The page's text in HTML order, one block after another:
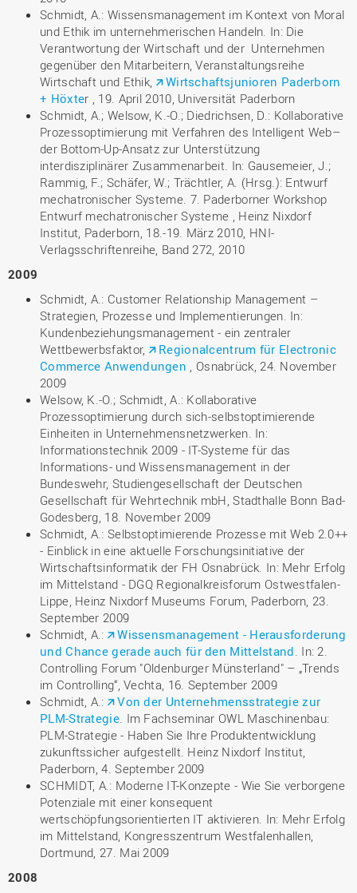
Schmidt, A.: Wissensmanagement im Kontext von Moral
und Ethik im unternehmerischen Handeln. In: Die
Verantwortung der Wirtschaft und der Unternehmen
gegenüber den Mitarbeitern, Veranstaltungsreihe
Wirtschaft und Ethik,
Wirtschaftsjunioren Paderborn
+ Höxter , 19. April 2010, Universität Paderborn
Schmidt, A.; Welsow, K.-O.; Diedrichsen, D.: Kollaborative
Prozessoptimierung mit Verfahren des Intelligent Web–
der Bottom-Up-Ansatz zur Unterstützung
interdisziplinärer Zusammenarbeit. In: Gausemeier, J.;
Rammig, F.; Schäfer, W.; Trächtler, A. (Hrsg.): Entwurf
mechatronischer Systeme. 7. Paderborner Workshop
Entwurf mechatronischer Systeme , Heinz Nixdorf
Institut, Paderborn, 18.-19. März 2010, HNI-
Verlagsschriftenreihe, Band 272, 2010
2009
Schmidt, A.: Customer Relationship Management –
Strategien, Prozesse und Implementierungen. In:
Kundenbeziehungsmanagement - ein zentraler
Wettbewerbsfaktor,
Regionalcentrum für Electronic
Commerce Anwendungen , Osnabrück, 24. November
2009
Welsow, K.-O.; Schmidt, A.: Kollaborative
Prozessoptimierung durch sich-selbstoptimierende
Einheiten in Unternehmensnetzwerken. In:
Informationstechnik 2009 - IT-Systeme für das
Informations- und Wissensmanagement in der
Bundeswehr, Studiengesellschaft der Deutschen
Gesellschaft für Wehrtechnik mbH, Stadthalle Bonn Bad-
Godesberg, 18. November 2009
Schmidt, A.: Selbstoptimierende Prozesse mit Web 2.0++
- Einblick in eine aktuelle Forschungsinitiative der
Wirtschaftsinformatik der FH Osnabrück. In: Mehr Erfolg
im Mittelstand - DGQ Regionalkreisforum Ostwestfalen-
Lippe, Heinz Nixdorf Museums Forum, Paderborn, 23.
September 2009
Schmidt, A.:
Wissensmanagement - Herausforderung
und Chance gerade auch für den Mittelstand. In: 2.
Controlling Forum "Oldenburger Münsterland" – „Trends
im Controlling“, Vechta, 16. September 2009
Schmidt, A.:
Von der Unternehmensstrategie zur
PLM-Strategie. Im Fachseminar OWL Maschinenbau:
PLM-Strategie - Haben Sie Ihre Produktentwicklung
zukunftssicher aufgestellt. Heinz Nixdorf Institut,
Paderborn, 4. September 2009
SCHMIDT, A.: Moderne IT-Konzepte - Wie Sie verborgene
Potenziale mit einer konsequent
wertschöpfungsorientierten IT aktivieren. In: Mehr Erfolg
im Mittelstand, Kongresszentrum Westfalenhallen,
Dortmund, 27. Mai 2009
2008